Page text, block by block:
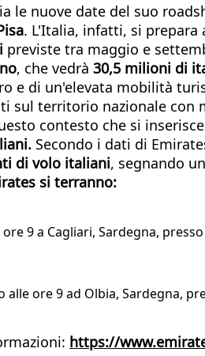
le nuove date del suo
. L'Italia, infatti, si prepara
previste tra maggio e
, che vedrà 30,5 milioni di
e di un'elevata mobilità
sul territorio nazionale con
contesto che si
Secondo i dati di
di volo italiani, segnando
si terranno:
9 a Cagliari, Sardegna,
alle ore 9 ad Olbia, Sardegna,
https://